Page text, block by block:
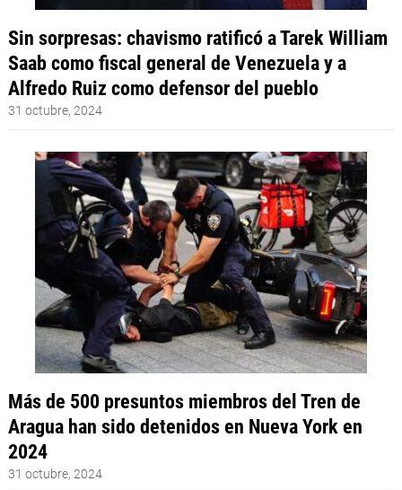
Sin sorpresas: chavismo ratificó a Tarek William
Saab como fiscal general de Venezuela y a
Alfredo Ruiz como defensor del pueblo
31 octubre, 2024
Más de 500 presuntos miembros del Tren de
Aragua han sido detenidos en Nueva York en
2024
31 octubre, 2024